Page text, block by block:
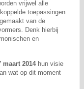
vrijwel alle
toepassingen.
van de
Denk hierbij
en
maart 2014hun visie
wat op dit moment